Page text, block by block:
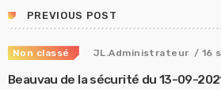
PREVIOUS POST
Non classé JL.Administrateur / 16
Beauvau de la sécurité du 13-09-